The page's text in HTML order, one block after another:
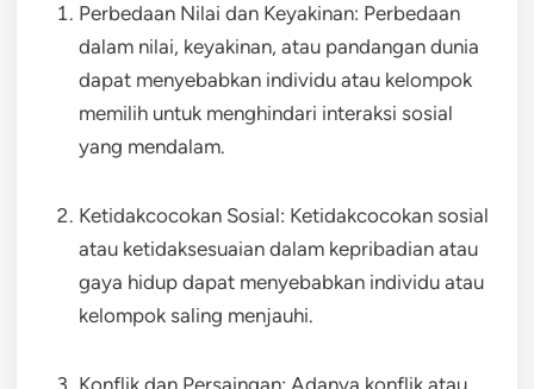
Perbedaan Nilai dan Keyakinan: Perbedaan
dalam nilai, keyakinan, atau pandangan dunia
dapat menyebabkan individu atau kelompok
memilih untuk menghindari interaksi sosial
yang mendalam.
Ketidakcocokan Sosial: Ketidakcocokan sosial
atau ketidaksesuaian dalam kepribadian atau
gaya hidup dapat menyebabkan individu atau
kelompok saling menjauhi.
Konflik dan Persaingan: Adanya konflik atau